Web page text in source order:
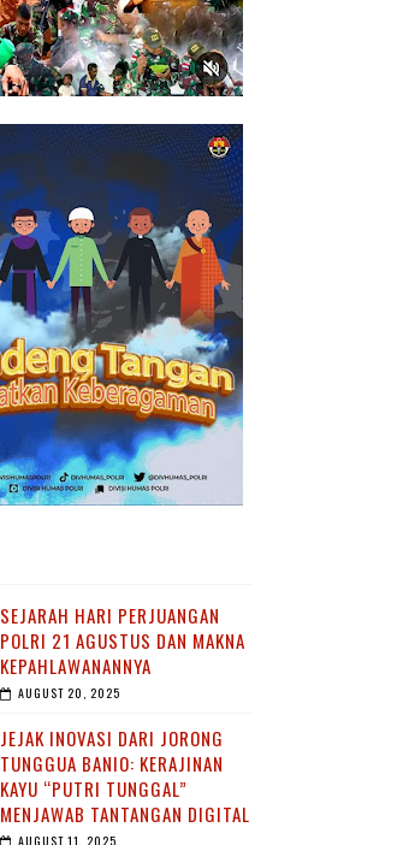
SEJARAH HARI PERJUANGAN
POLRI 21 AGUSTUS DAN MAKNA
KEPAHLAWANANNYA
AUGUST 20, 2025
JEJAK INOVASI DARI JORONG
TUNGGUA BANIO: KERAJINAN
KAYU “PUTRI TUNGGAL”
MENJAWAB TANTANGAN DIGITAL
AUGUST 11, 2025